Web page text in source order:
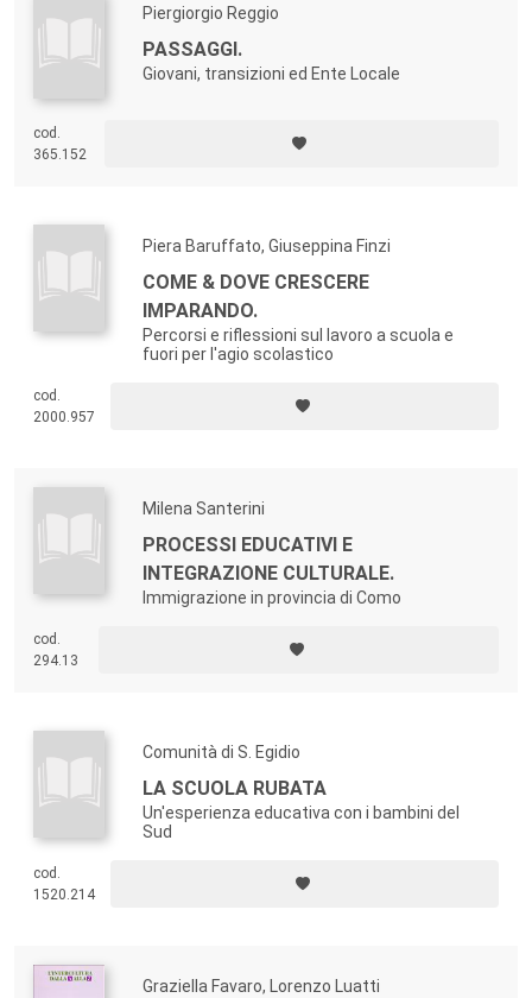
Piergiorgio Reggio
PASSAGGI.
Giovani, transizioni ed Ente Locale
cod.
365.152
Piera Baruffato, Giuseppina Finzi
COME & DOVE CRESCERE
IMPARANDO.
Percorsi e riflessioni sul lavoro a scuola e
fuori per l'agio scolastico
cod.
2000.957
Milena Santerini
PROCESSI EDUCATIVI E
INTEGRAZIONE CULTURALE.
Immigrazione in provincia di Como
cod.
294.13
Comunità di S. Egidio
LA SCUOLA RUBATA
Un'esperienza educativa con i bambini del
Sud
cod.
1520.214
Graziella Favaro, Lorenzo Luatti